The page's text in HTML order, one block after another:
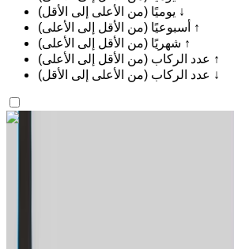
يوميًا (من الأعلى إلى الأقل) ↓
أسبوعيًا (من الأقل إلى الأعلى) ↑
شهريًا (من الأقل إلى الأعلى) ↑
عدد الركاب (من الأقل إلى الأعلى) ↑
عدد الركاب (من الأعلى إلى الأقل) ↓